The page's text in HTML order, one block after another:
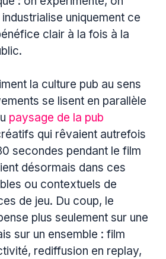
uniquement ce
clair à la fois à la
la culture pub au sens
se lisent en parallèle
paysage de la pub
qui rêvaient autrefois
secondes pendant le film
désormais dans ces
ou contextuels de
de jeu. Du coup, le
plus seulement sur une
sur un ensemble : film
rediffusion en replay,